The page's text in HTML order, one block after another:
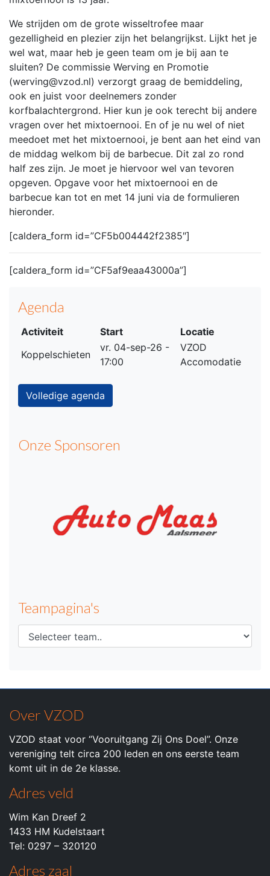
We strijden om de grote wisseltrofee maar
gezelligheid en plezier zijn het belangrijkst. Lijkt het je
wel wat, maar heb je geen team om je bij aan te
sluiten? De commissie Werving en Promotie
(werving@vzod.nl) verzorgt graag de bemiddeling,
ook en juist voor deelnemers zonder
korfbalachtergrond. Hier kun je ook terecht bij andere
vragen over het mixtoernooi. En of je nu wel of niet
meedoet met het mixtoernooi, je bent aan het eind van
de middag welkom bij de barbecue. Dit zal zo rond
half zes zijn. Je moet je hiervoor wel van tevoren
opgeven. Opgave voor het mixtoernooi en de
barbecue kan tot en met 14 juni via de formulieren
hieronder.
[caldera_form id=”CF5b004442f2385″]
[caldera_form id=”CF5af9eaa43000a”]
Agenda
Activiteit Start
Locatie
Koppelschieten
vr. 04-sep-26 -
17:00
VZOD
Accomodatie
Volledige agenda
Onze Sponsoren
Teampagina's
Over VZOD
VZOD staat voor “Vooruitgang Zij Ons Doel”. Onze
vereniging telt circa 200 leden en ons eerste team
komt uit in de 2e klasse.
Adres veld
Wim Kan Dreef 2
1433 HM Kudelstaart
Tel: 0297 – 320120
Adres zaal